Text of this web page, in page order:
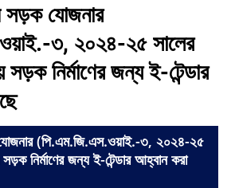
সড়ক যোজনার
৩, ২০২৪-২৫ সালের
নির্মাণের জন্য ই-টেন্ডার
যোজনার (পি.এম.জি.এস.ওয়াই.-৩, ২০২৪-২৫
নির্মাণের জন্য ই-টেন্ডার আহ্বান করা